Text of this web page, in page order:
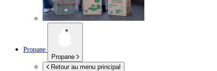
Propane
Propane
Retour au menu principal